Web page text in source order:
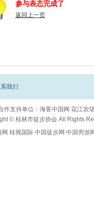
参与表态完成了
返回上一页
我们
作支持单位： 海客中国网 花江农
© 桂林市徒步协会All Rights
网 桂视国际 中国徒步网 中国穷游